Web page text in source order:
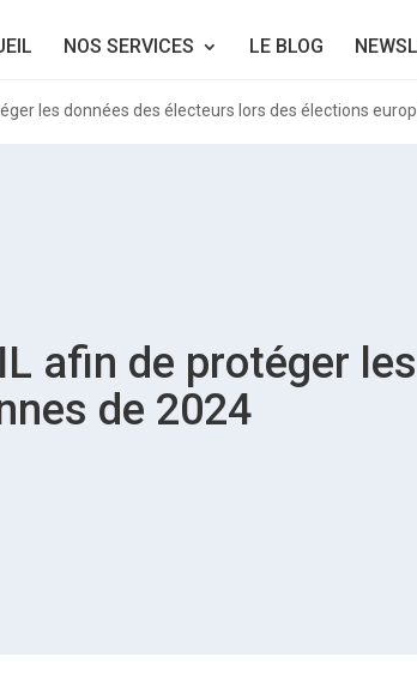
NOS SERVICES LE BLOG
les données des électeurs lors des élections
afin de protéger
de 2024